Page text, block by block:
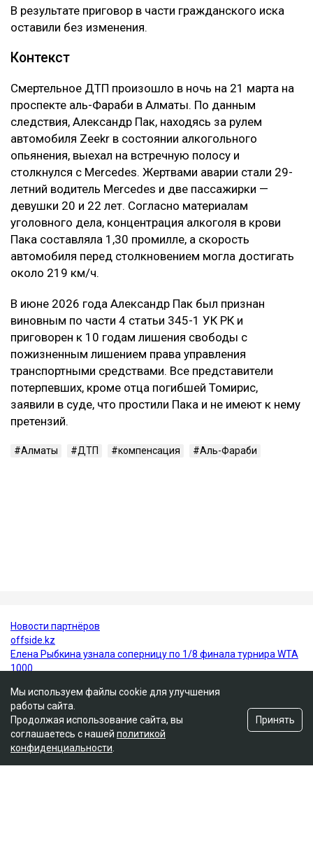
наказания осужденного либо средство
дополнительного воздействия на
морального вреда заключается в
возмещения причиненных нравственных
страданий, а не в усилении карательного
воздействия на причинителя вреда, —
говорится в постановлении суда.
В результате приговор в части гражданского иска
оставили без изменения.
Контекст
Смертельное ДТП произошло в ночь на 21 марта на
проспекте аль-Фараби в Алматы. По данным
следствия, Александр Пак, находясь за рулем
автомобиля Zeekr в состоянии алкогольного
опьянения, выехал на встречную полосу и
столкнулся с Mercedes. Жертвами аварии стали 29-
летний водитель Mercedes и две пассажирки —
девушки 20 и 22 лет. Согласно материалам
уголовного дела, концентрация алкоголя в крови
Пака составляла 1,30 промилле, а скорость
автомобиля перед столкновением могла достигать
Мы используем файлы cookie для улучшения
работы сайта.
Продолжая использование сайта, вы
соглашаетесь с нашей политикой
конфиденциальности
Принять